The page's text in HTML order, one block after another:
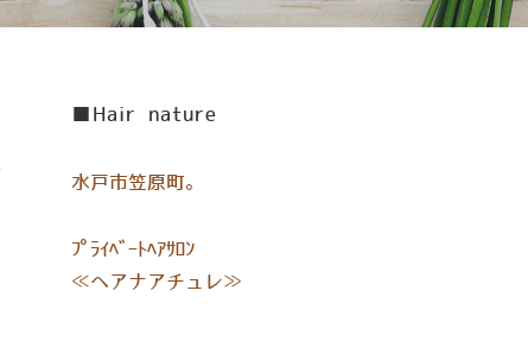
■Hair nature
水戸市笠原町。
ﾌﾟﾗｲﾍﾞｰﾄﾍｱｻﾛﾝ
≪ヘアナアチュレ≫